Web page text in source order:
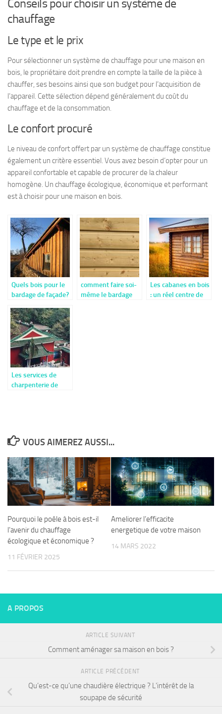
Conseils pour choisir un système de
chauffage
Le type et le prix
Pour sélectionner un système de chauffage pour une maison en
bois, le propriétaire doit prendre en compte la taille de la pièce à
chauffer, ses besoins ainsi que son budget pour l’acquisition de
l’appareil. Cette sélection dépend généralement du coût du
chauffage et de la consommation.
Le confort procuré
Le niveau de confort offert par un système de chauffage constitue
également un critère essentiel. Vous avez besoin d’opter pour un
appareil confortable et capable de procurer de la chaleur
homogène. Un chauffage écologique, économique et performant
est à choisir pour une maison en bois.
Quels bois pour le
bardage de façade?
comment faire soi-
même le bardage
Les cabanes en bois
: un réel centre de
Les services de
charpenterie de
VOUS AIMEREZ AUSSI...
Pourquoi le poêle à bois est-il
l’avenir du chauffage
écologique et économique ?
11 FÉVRIER 2025
Ameliorer l’efficacite
energetique de votre maison
14 MARS 2022
A PROPOS
ARTICLE SUIVANT
Comment aménager sa maison en bois ?
ARTICLE PRÉCÉDENT
Qu’est-ce qu’une chaudière électrique ? L’intérêt de la
soupape de sécurité